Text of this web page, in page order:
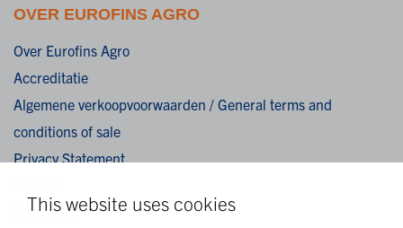
This website uses cookies
OVER EUROFINS AGRO
Over Eurofins Agro
Accreditatie
Algemene verkoopvoorwaarden / General terms and
conditions of sale
Privacy Statement
Disclaimer